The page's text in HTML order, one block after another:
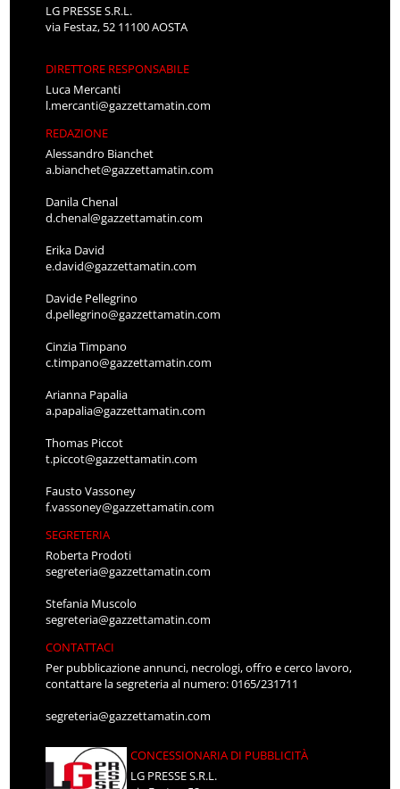
LG PRESSE S.R.L.
via Festaz, 52 11100 AOSTA
DIRETTORE RESPONSABILE
Luca Mercanti
l.mercanti@gazzettamatin.com
REDAZIONE
Alessandro Bianchet
a.bianchet@gazzettamatin.com
Danila Chenal
d.chenal@gazzettamatin.com
Erika David
e.david@gazzettamatin.com
Davide Pellegrino
d.pellegrino@gazzettamatin.com
Cinzia Timpano
c.timpano@gazzettamatin.com
Arianna Papalia
a.papalia@gazzettamatin.com
Thomas Piccot
t.piccot@gazzettamatin.com
Fausto Vassoney
f.vassoney@gazzettamatin.com
SEGRETERIA
Roberta Prodoti
segreteria@gazzettamatin.com
Stefania Muscolo
segreteria@gazzettamatin.com
CONTATTACI
Per pubblicazione annunci, necrologi, offro e cerco lavoro,
contattare la segreteria al numero: 0165/231711
segreteria@gazzettamatin.com
CONCESSIONARIA DI PUBBLICITÀ
LG PRESSE S.R.L.